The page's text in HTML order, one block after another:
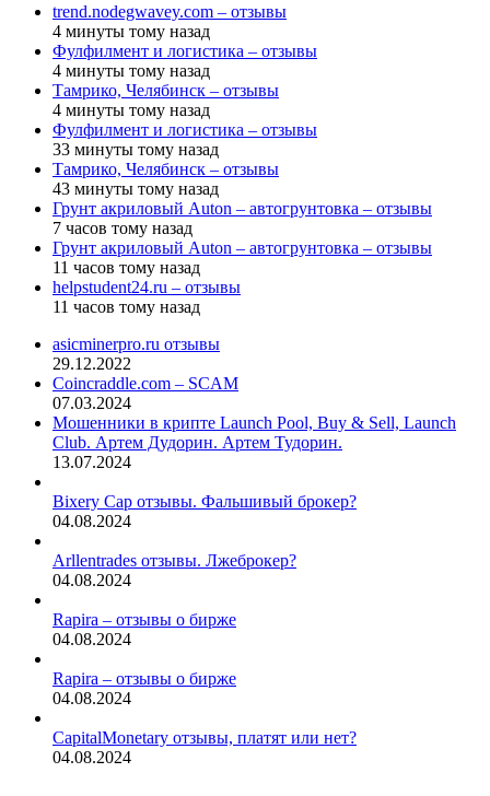
trend.nodegwavey.com – отзывы
4 минуты тому назад
Фулфилмент и логистика – отзывы
4 минуты тому назад
Тамрико, Челябинск – отзывы
4 минуты тому назад
Фулфилмент и логистика – отзывы
33 минуты тому назад
Тамрико, Челябинск – отзывы
43 минуты тому назад
Грунт акриловый Auton – автогрунтовка – отзывы
7 часов тому назад
Грунт акриловый Auton – автогрунтовка – отзывы
11 часов тому назад
helpstudent24.ru – отзывы
11 часов тому назад
asicminerpro.ru отзывы
29.12.2022
Coincraddle.com – SCAM
07.03.2024
Мошенники в крипте Launch Pool, Buy & Sell, Launch
Club. Артем Дудорин. Артем Тудорин.
13.07.2024
Bixery Cap отзывы. Фальшивый брокер?
04.08.2024
Arllentrades отзывы. Лжеброкер?
04.08.2024
Rapira – отзывы о бирже
04.08.2024
Rapira – отзывы о бирже
04.08.2024
CapitalMonetary отзывы, платят или нет?
04.08.2024